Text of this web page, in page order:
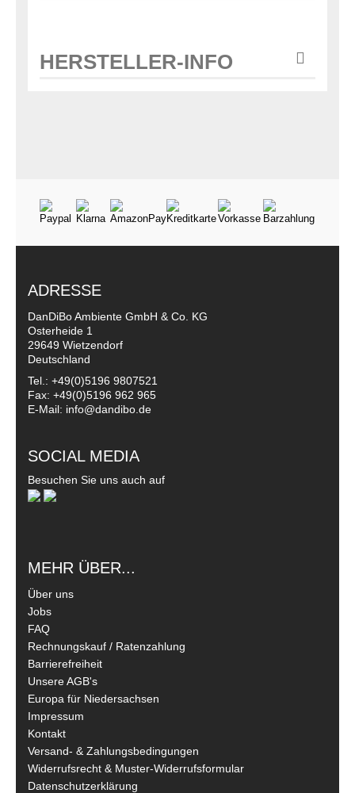
HERSTELLER-INFO
ADRESSE
DanDiBo Ambiente GmbH & Co. KG
Osterheide 1
29649 Wietzendorf
Deutschland
Tel.: +49(0)5196 9807521
Fax: +49(0)5196 962 965
E-Mail: info@dandibo.de
SOCIAL MEDIA
Besuchen Sie uns auch auf
MEHR ÜBER...
Über uns
Jobs
FAQ
Rechnungskauf / Ratenzahlung
Barrierefreiheit
Unsere AGB's
Europa für Niedersachsen
Impressum
Kontakt
Versand- & Zahlungsbedingungen
Widerrufsrecht & Muster-Widerrufsformular
Datenschutzerklärung